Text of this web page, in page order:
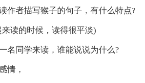
者描写猴子的句子，有什么特点?
读的时候，读得很平淡)
同学来读，谁能说说为什么?
情，